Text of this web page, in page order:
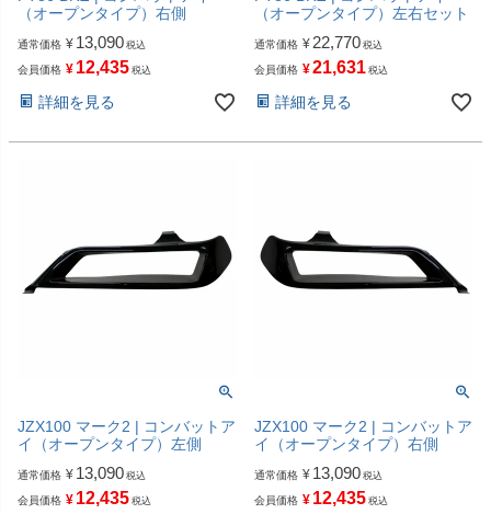
（オープンタイプ）右側
通常価格 ¥ 13,090 税込
会員価格 ¥ 12,435 税込
詳細を見る
（オープンタイプ）左右セット
通常価格 ¥ 22,770 税込
会員価格 ¥21,631 税込
詳細を見る
JZX100 マーク2 | コンバットア
イ（オープンタイプ）左側
通常価格 ¥ 13,090 税込
会員価格 ¥ 12,435 税込
JZX100 マーク2 | コンバットア
イ（オープンタイプ）右側
通常価格 ¥ 13,090 税込
会員価格 ¥ 12,435 税込